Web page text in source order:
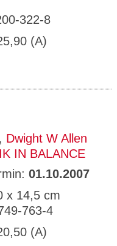
322-8
(A)
, Dwight W Allen
IN BALANCE
01.10.2007
x 14,5 cm
763-4
(A)